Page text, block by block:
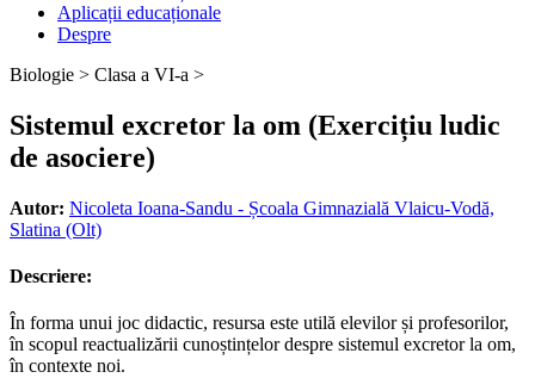
Aplicații educaționale
Despre
Biologie > Clasa a VI-a >
Sistemul excretor la om (Exercițiu ludic
de asociere)
Autor: Nicoleta Ioana-Sandu - Școala Gimnazială Vlaicu-Vodă,
Slatina (Olt)
Descriere:
În forma unui joc didactic, resursa este utilă elevilor și profesorilor,
în scopul reactualizării cunoștințelor despre sistemul excretor la om,
în contexte noi.